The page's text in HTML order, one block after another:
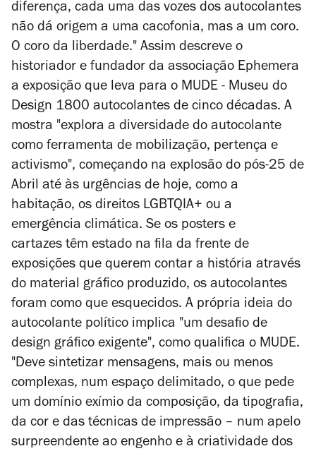
diferença, cada uma das vozes dos autocolantes
não dá origem a uma cacofonia, mas a um coro.
O coro da liberdade." Assim descreve o
historiador e fundador da associação Ephemera
a exposição que leva para o MUDE - Museu do
Design 1800 autocolantes de cinco décadas. A
mostra "explora a diversidade do autocolante
como ferramenta de mobilização, pertença e
activismo", começando na explosão do pós-25 de
Abril até às urgências de hoje, como a
habitação, os direitos LGBTQIA+ ou a
emergência climática. Se os posters e
cartazes têm estado na fila da frente de
exposições que querem contar a história através
do material gráfico produzido, os autocolantes
foram como que esquecidos. A própria ideia do
autocolante político implica "um desafio de
design gráfico exigente", como qualifica o MUDE.
"Deve sintetizar mensagens, mais ou menos
complexas, num espaço delimitado, o que pede
um domínio exímio da composição, da tipografia,
da cor e das técnicas de impressão – num apelo
surpreendente ao engenho e à criatividade dos